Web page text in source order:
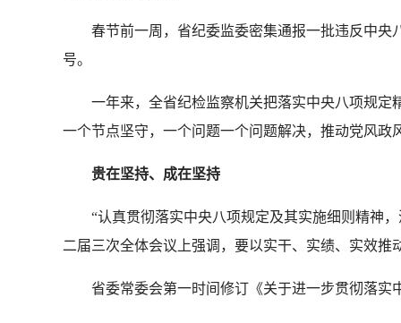
春节前一周，省纪委监委密集通报一批违反中央
号。
一年来，全省纪检监察机关把落实中央八项规定精
一个节点坚守，一个问题一个问题解决，推动党风政
贵在坚持、成在坚持
“认真贯彻落实中央八项规定及其实施细则精神，
二届三次全体会议上强调，要以实干、实绩、实效
省委常委会第一时间修订《关于进一步贯彻落实